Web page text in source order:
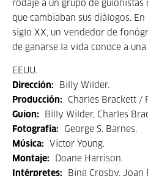
rodaje a un grupo de
que cambiaban sus diálogos.
siglo XX, un vendedor de
de ganarse la vida conoce a
EEUU.
Dirección:
Billy Wilder.
Producción:
Charles Brackett /
Guion:
Billy Wilder, Charles
Fotografía:
George S. Barnes.
Música:
Victor Young.
Montaje:
Doane Harrison.
Intérpretes:
Bing Crosby, Joan